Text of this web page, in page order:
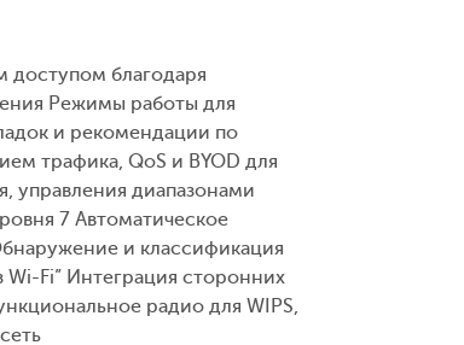
доступом благодаря
Режимы работы для
и рекомендации по
трафика, QoS и BYOD для
управления диапазонами
7 Автоматическое
и классификация
Fi” Интеграция сторонних
радио для WIPS,